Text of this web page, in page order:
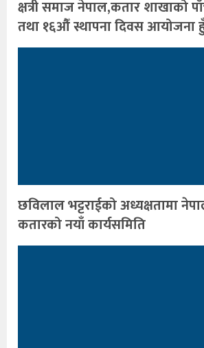
क्षत्री समाज नेपाल,कतार शाखाको
तथा १६औँ स्थापना दिवस आयोजना
छविलाल भट्टराईको अध्यक्षतामा
कतारको नयाँ कार्यसमिति